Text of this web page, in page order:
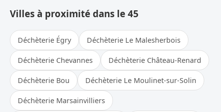
Villes à proximité dans le 45
Déchèterie Égry Déchèterie Le Malesherbois
Déchèterie Chevannes Déchèterie Château-Renard
Déchèterie Bou Déchèterie Le Moulinet-sur-Solin
Déchèterie Marsainvilliers